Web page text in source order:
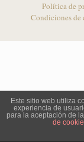
Política de
Condiciones de
Este sitio web utiliza
experiencia de
para la aceptación de
de